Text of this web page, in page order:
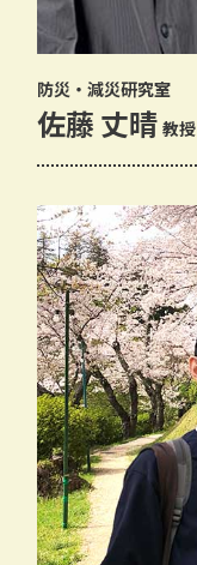
防災・減災研究室
佐藤 丈晴 教授